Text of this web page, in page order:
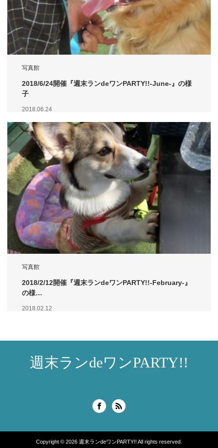
写真館
2018/6/24開催『週末ランdeワンPARTY!!-June-』の様
子
2018.06.24
写真館
2018/2/12開催『週末ランdeワンPARTY!!-February-』
の様…
2018.02.12
週末ランdeワンPARTY!!
Copyright © 2026 週末ランdeワンPARTY!! All rights reserved.